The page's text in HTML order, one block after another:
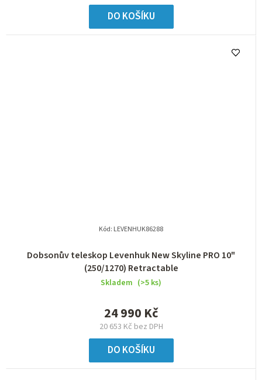
DO KOŠÍKU
Dobsonův teleskop Levenhuk New Skyline PRO 10"
(250/1270) Retractable
Skladem (>5 ks)
20 653 Kč bez DPH
24 990 Kč
DO KOŠÍKU
Kód: LEVENHUK86288